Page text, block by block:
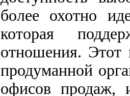
более охотно
которая
отношения. Этот
продуманной
офисов продаж,